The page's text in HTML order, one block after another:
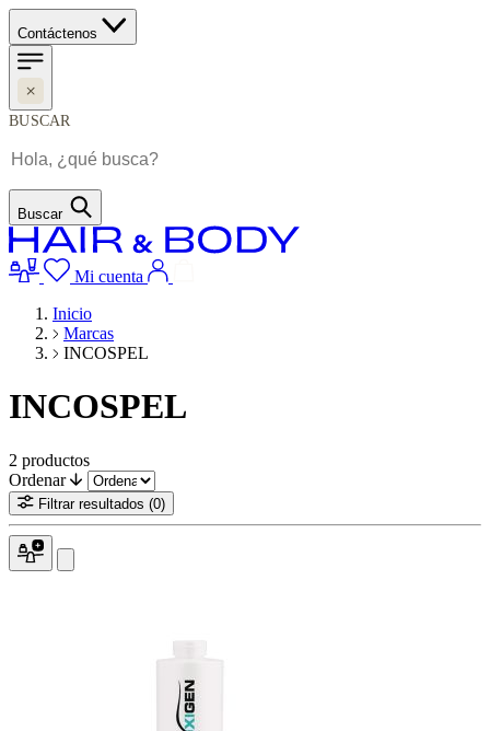
Contáctenos
BUSCAR
Buscar
Mi cuenta
Inicio
Marcas
INCOSPEL
INCOSPEL
2 productos
Ordenar
Filtrar resultados (0)